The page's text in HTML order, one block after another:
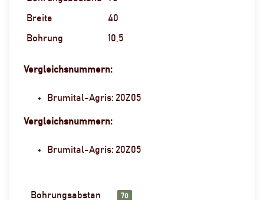
Breite 40
Bohrung 10,5
Vergleichsnummern:
Brumital-Agris: 20Z05
Vergleichsnummern:
Brumital-Agris: 20Z05
Produkteigenschaft
Wert
Bohrungsabstan
70